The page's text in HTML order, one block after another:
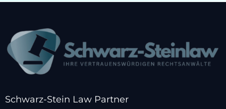
Schwarz-Stein Law Partner